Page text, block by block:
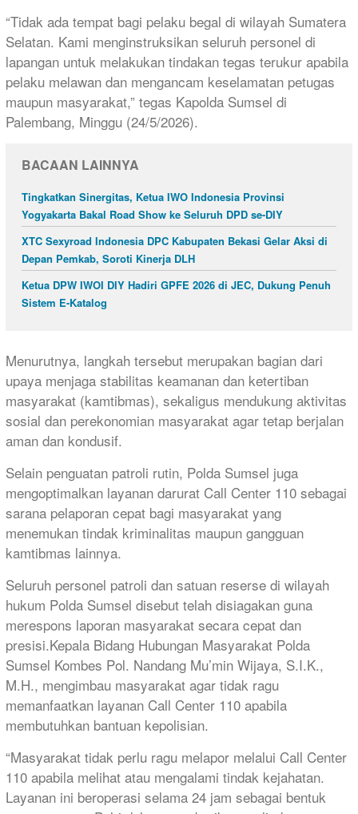
“Tidak ada tempat bagi pelaku begal di wilayah Sumatera
Selatan. Kami menginstruksikan seluruh personel di
lapangan untuk melakukan tindakan tegas terukur apabila
pelaku melawan dan mengancam keselamatan petugas
maupun masyarakat,” tegas Kapolda Sumsel di
Palembang, Minggu (24/5/2026).
BACAAN LAINNYA
Tingkatkan Sinergitas, Ketua IWO Indonesia Provinsi
Yogyakarta Bakal Road Show ke Seluruh DPD se-DIY
XTC Sexyroad Indonesia DPC Kabupaten Bekasi Gelar Aksi di
Depan Pemkab, Soroti Kinerja DLH
Ketua DPW IWOI DIY Hadiri GPFE 2026 di JEC, Dukung Penuh
Sistem E-Katalog
Menurutnya, langkah tersebut merupakan bagian dari
upaya menjaga stabilitas keamanan dan ketertiban
masyarakat (kamtibmas), sekaligus mendukung aktivitas
sosial dan perekonomian masyarakat agar tetap berjalan
aman dan kondusif.
Selain penguatan patroli rutin, Polda Sumsel juga
mengoptimalkan layanan darurat Call Center 110 sebagai
sarana pelaporan cepat bagi masyarakat yang
menemukan tindak kriminalitas maupun gangguan
kamtibmas lainnya.
Seluruh personel patroli dan satuan reserse di wilayah
hukum Polda Sumsel disebut telah disiagakan guna
merespons laporan masyarakat secara cepat dan
presisi.Kepala Bidang Hubungan Masyarakat Polda
Sumsel Kombes Pol. Nandang Mu’min Wijaya, S.I.K.,
M.H., mengimbau masyarakat agar tidak ragu
memanfaatkan layanan Call Center 110 apabila
membutuhkan bantuan kepolisian.
“Masyarakat tidak perlu ragu melapor melalui Call Center
110 apabila melihat atau mengalami tindak kejahatan.
Layanan ini beroperasi selama 24 jam sebagai bentuk